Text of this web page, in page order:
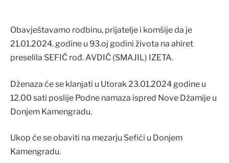
Obavještavamo rodbinu, prijatelje i komšije da je
21.01.2024. godine u 93.oj godini života na ahiret
preselila SEFIĆ rođ. AVDIĆ (SMAJIL) IZETA.
Dženaza će se klanjati u Utorak 23.01.2024 godine u
12.00 sati poslije Podne namaza ispred Nove Džamije u
Donjem Kamengradu.
Ukop će se obaviti na mezarju Sefići u Donjem
Kamengradu.